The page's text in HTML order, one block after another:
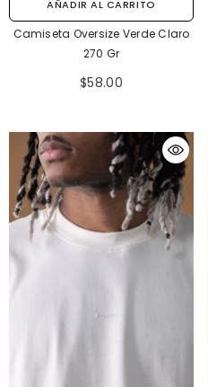
AÑADIR AL CARRITO
Camiseta Oversize Verde Claro
270 Gr
$58.00